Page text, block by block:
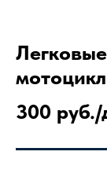
300 руб./